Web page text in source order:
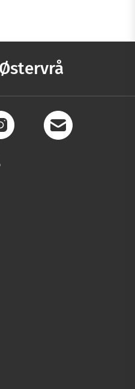
Østervrå